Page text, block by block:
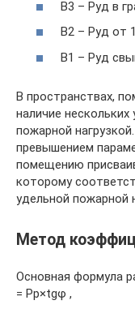
В3 – Pуд в
В2 – Pуд от
В1 – Pуд
В пространствах,
наличие нескольких
пожарной
превышением
помещению
которому
удельной пожарной
Метод
Основная формула
= Рр×tgφ ,